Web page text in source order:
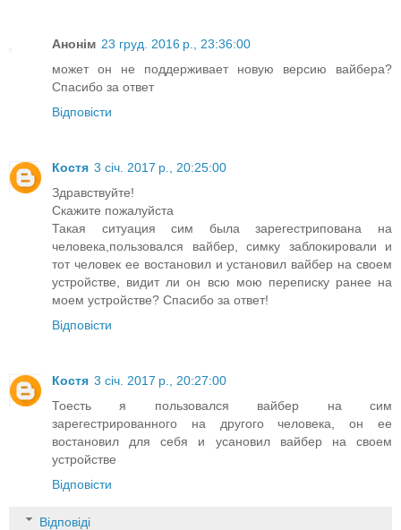
Анонім 23 груд. 2016 р., 23:36:00
может он не поддерживает новую версию вайбера?
Спасибо за ответ
Відповісти
Костя 3 січ. 2017 р., 20:25:00
Здравствуйте!
Скажите пожалуйста
Такая ситуация сим была зарегестрипована на
человека,пользовался вайбер, симку заблокировали и
тот человек ее востановил и установил вайбер на своем
устройстве, видит ли он всю мою переписку ранее на
моем устройстве? Спасибо за ответ!
Відповісти
Костя 3 січ. 2017 р., 20:27:00
Тоесть я пользовался вайбер на сим
зарегестрированного на другого человека, он ее
востановил для себя и усановил вайбер на своем
устройстве
Відповісти
Відповіді